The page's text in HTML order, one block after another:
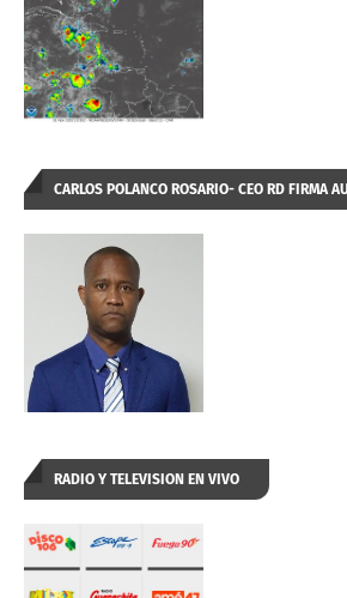
CARLOS POLANCO ROSARIO- CEO RD FIRMA
RADIO Y TELEVISION EN VIVO